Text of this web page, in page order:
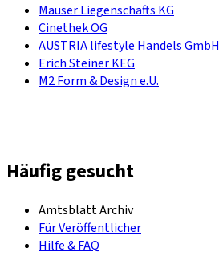
Mauser Liegenschafts KG
Cinethek OG
AUSTRIA lifestyle Handels GmbH
Erich Steiner KEG
M2 Form & Design e.U.
Häufig gesucht
Amtsblatt Archiv
Für Veröffentlicher
Hilfe & FAQ